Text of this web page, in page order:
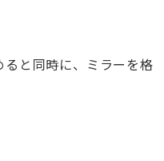
ると同時に、ミラーを格